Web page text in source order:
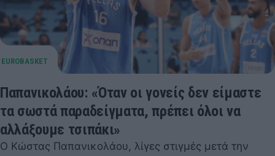
Παπανικολάου: «Όταν οι γονείς δεν είμαστε
τα σωστά παραδείγματα, πρέπει όλοι να
αλλάξουμε τσιπάκι»
Ο Κώστας Παπανικολάου, λίγες στιγμές μετά την